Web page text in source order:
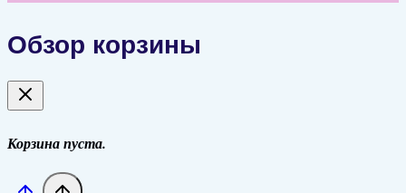
Обзор корзины
Корзина пуста.